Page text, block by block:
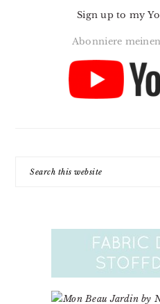
Sign up to my
Abonniere